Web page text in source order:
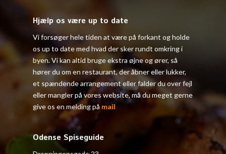
Hjælp os være up to date
Vi forsøger hele tiden at være på forkant og holde
os up to date med hvad der sker rundt omkring i
byen. Vi kan altid bruge ekstra øjne og ører, så
hører du om en restaurant, der åbner eller lukker,
et spændende arrangement eller falder du over fejl
eller mangler på vores website, må du meget gerne
give os en melding på mail
Odense Spiseguide